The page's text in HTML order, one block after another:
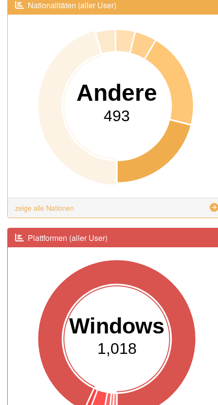
Nationalitäten (aller User)
Andere
493
zeige alle Nationen
Plattformen (aller User)
Windows
1,018